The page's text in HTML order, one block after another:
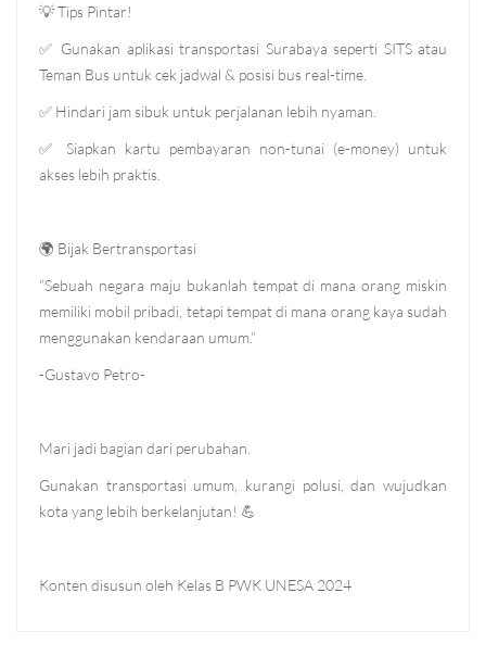
💡Tips Pintar!
✅ Gunakan aplikasi transportasi Surabaya seperti SITS atau
Teman Bus untuk cek jadwal & posisi bus real-time.
✅ Hindari jam sibuk untuk perjalanan lebih nyaman.
✅
Siapkan kartu pembayaran non-tunai (e-money) untuk
akses lebih praktis.
🌍 Bijak Bertransportasi
“Sebuah negara maju bukanlah tempat di mana orang miskin
memiliki mobil pribadi, tetapi tempat di mana orang kaya sudah
menggunakan kendaraan umum.”
-Gustavo Petro-
Mari jadi bagian dari perubahan.
Gunakan transportasi umum, kurangi polusi, dan wujudkan
kota yang lebih berkelanjutan! 💪
Konten disusun oleh Kelas B PWK UNESA 2024